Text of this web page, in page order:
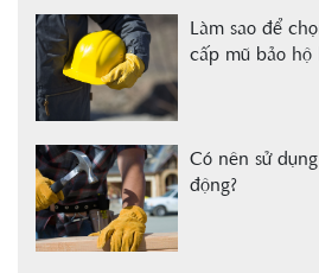
Làm sao để
cấp mũ bảo
Có nên sử
động?